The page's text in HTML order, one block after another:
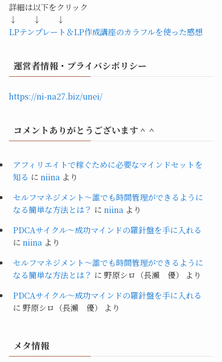
詳細は以下をクリック
↓ ↓ ↓
LPテンプレート＆LP作成講座のカラフルを使った感想
運営者情報・プライバシポリシー
https://ni-na27.biz/unei/
コメントありがとうございます＾＾
アフィリエイトで稼ぐために必要なマインドセットを
知る に niina より
セルフマネジメント～誰でも時間管理ができるように
なる簡単な方法とは？ に niina より
PDCAサイクル～成功マインドの羅針盤を手に入れる
に niina より
セルフマネジメント～誰でも時間管理ができるように
なる簡単な方法とは？ に 野原シロ（長瀨 優）
より
PDCAサイクル～成功マインドの羅針盤を手に入れる
に 野原シロ（長瀨 優） より
メタ情報